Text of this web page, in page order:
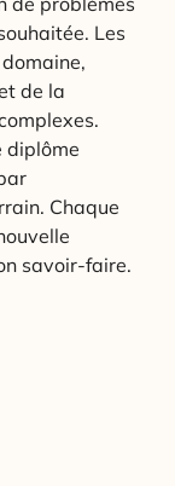
Les
de la
diplôme
Chaque
savoir-faire.